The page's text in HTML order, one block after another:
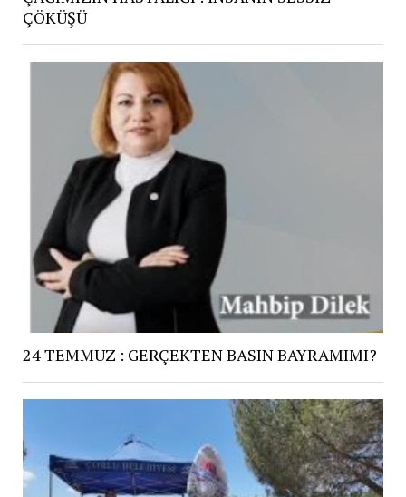
ÇÖKÜŞÜ
24 TEMMUZ : GERÇEKTEN BASIN BAYRAMIMI?